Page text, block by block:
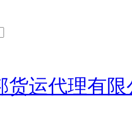
货运代理有限